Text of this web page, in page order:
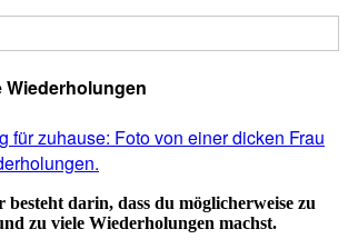
Wiederholungen
darin, dass du möglicherweise zu
zu viele Wiederholungen machst.